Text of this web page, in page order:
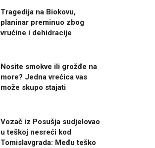
Tragedija na Biokovu,
planinar preminuo zbog
vrućine i dehidracije
Nosite smokve ili grožđe na
more? Jedna vrećica vas
može skupo stajati
Vozač iz Posušja sudjelovao
u teškoj nesreći kod
Tomislavgrada: Među teško